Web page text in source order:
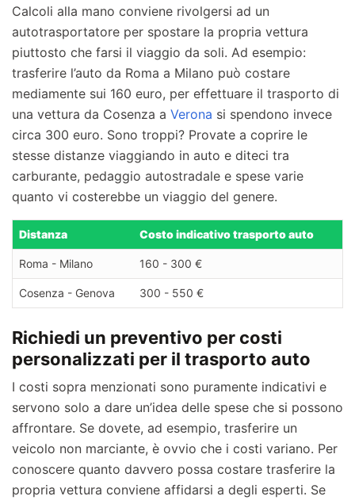
Calcoli alla mano conviene rivolgersi ad un
autotrasportatore per spostare la propria vettura
piuttosto che farsi il viaggio da soli. Ad esempio:
trasferire l’auto da Roma a Milano può costare
mediamente sui 160 euro, per effettuare il trasporto di
una vettura da Cosenza a Verona si spendono invece
circa 300 euro. Sono troppi? Provate a coprire le
stesse distanze viaggiando in auto e diteci tra
carburante, pedaggio autostradale e spese varie
quanto vi costerebbe un viaggio del genere.
Distanza Costo indicativo trasporto auto
Roma - Milano 160 - 300 €
Cosenza - Genova 300 - 550 €
Richiedi un preventivo per costi
personalizzati per il trasporto auto
I costi sopra menzionati sono puramente indicativi e
servono solo a dare un’idea delle spese che si possono
affrontare. Se dovete, ad esempio, trasferire un
veicolo non marciante, è ovvio che i costi variano. Per
conoscere quanto davvero possa costare trasferire la
propria vettura conviene affidarsi a degli esperti. Se